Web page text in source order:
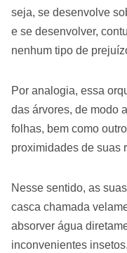
seja, se desenvolve
e se desenvolver,
nenhum tipo de
Por analogia, essa
das árvores, de modo
folhas, bem como
proximidades de suas
Nesse sentido, as
casca chamada
absorver água
inconvenientes